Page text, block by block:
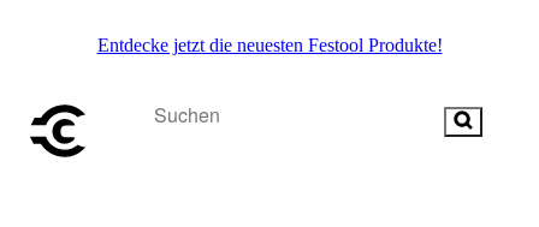
Entdecke jetzt die neuesten Festool Produkte!